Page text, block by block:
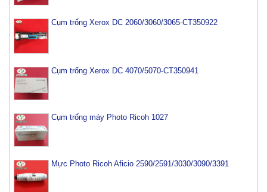
Cụm trống Xerox DC 2060/3060/3065-CT350922
Cụm trống Xerox DC 4070/5070-CT350941
Cụm trống máy Photo Ricoh 1027
Mực Photo Ricoh Aficio 2590/2591/3030/3090/3391